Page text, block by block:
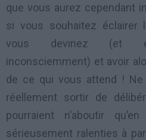
que vous aurez cependant
si vous souhaitez éclairer
vous devinez (et
inconsciemment) et avoir
de ce qui vous attend !
réellement sortir de
pourraient n’aboutir
sérieusement ralenties à